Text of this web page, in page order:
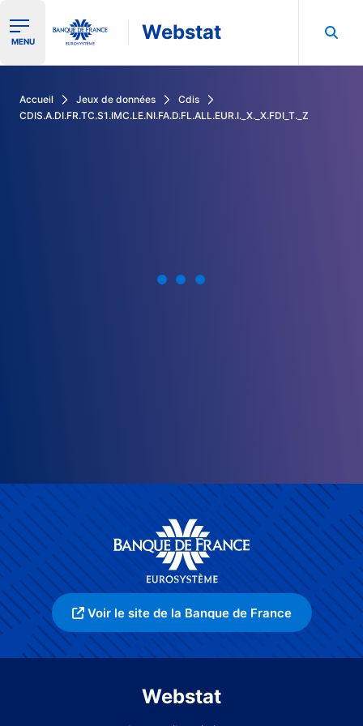
Ouvrir le menu de navigation
MENU Webstat
Accueil Jeux de données
Cdis
CDIS.A.DI.FR.TC.S1.IMC.LE.NI.FA.D.FL.ALL.EUR.I._X._X.FDI_T._Z
Voir le site de la Banque de France
Webstat